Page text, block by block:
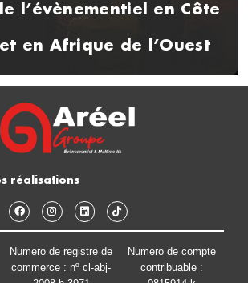
l’évènementiel en Côte
en Afrique de l’Ouest
réalisations
Numero de registre de
commerce : nº cl-abj-
Numero de compte
contribuable :